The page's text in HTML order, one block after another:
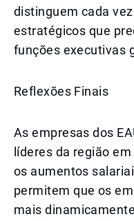
distinguem cada
estratégicos que
funções executivas
Reflexões Finais
As empresas dos
líderes da região
os aumentos
permitem que os
mais